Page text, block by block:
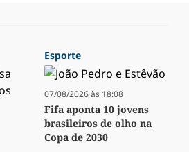
Esporte
07/08/2026 às 18:08
Fifa aponta 10 jovens
brasileiros de olho na
Copa de 2030